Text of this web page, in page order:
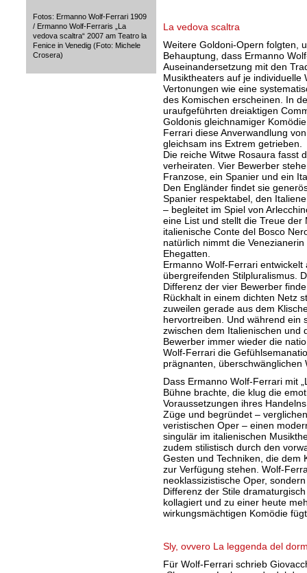
Fotos: Ermanno Wolf-Ferrari 1909
/ Ermanno Wolf-Ferraris „La
vedova scaltra“ 2007 am Teatro la
Fenice in Venedig (Foto: Michele
Crosera)
La vedova scaltra
Weitere Goldoni-Opern folgten,
Behauptung, dass Ermanno
Auseinandersetzung mit den
Musiktheaters auf je individuelle
Vertonungen wie eine
des Komischen erscheinen. In
uraufgeführten dreiaktigen
Goldonis gleichnamiger
Ferrari diese Anverwandlung
gleichsam ins Extrem getrieben.
Die reiche Witwe Rosaura fasst
verheiraten. Vier Bewerber
Franzose, ein Spanier und ein
Den Engländer findet sie
Spanier respektabel, den
– begleitet im Spiel von
eine List und stellt die Treue
italienische Conte del Bosco
natürlich nimmt die
Ehegatten.
Ermanno Wolf-Ferrari
übergreifenden Stilpluralismus.
Differenz der vier Bewerber
Rückhalt in einem dichten Netz
zuweilen gerade aus dem
hervortreiben. Und während ein
zwischen dem Italienischen und
Bewerber immer wieder die
Wolf-Ferrari die
prägnanten, überschwänglichen
Dass Ermanno Wolf-Ferrari mit
Bühne brachte, die klug die
Voraussetzungen ihres
Züge und begründet –
veristischen Oper – einen
singulär im italienischen
zudem stilistisch durch den
Gesten und Techniken, die dem
zur Verfügung stehen. Wolf-
neoklassizistische Oper,
Differenz der Stile
kollagiert und zu einer heute
wirkungsmächtigen Komödie
Sly, ovvero La leggenda del
Für Wolf-Ferrari schrieb